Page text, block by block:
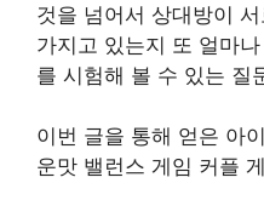
것을 넘어서 상대방이
가지고 있는지 또 얼마
를 시험해 볼 수 있는 질
이번 글을 통해 얻은 아
운맛 밸런스 게임 커플